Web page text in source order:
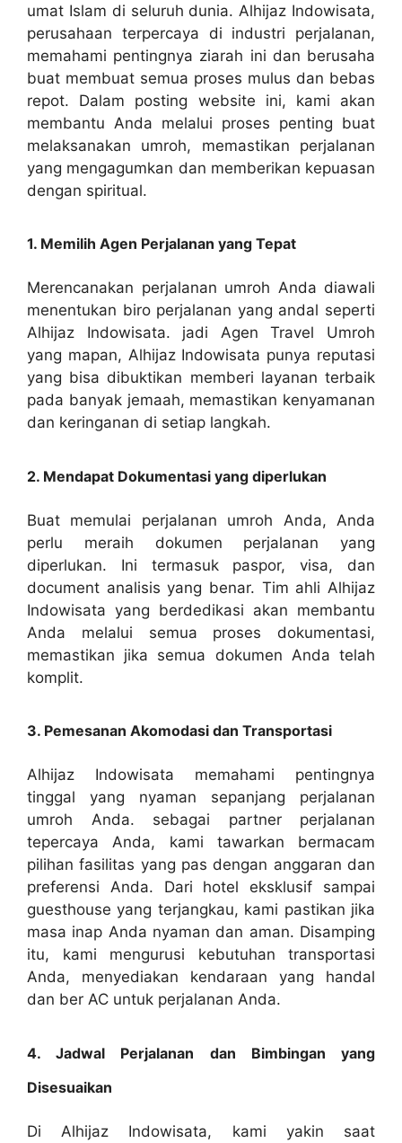
umat Islam di seluruh dunia. Alhijaz Indowisata,
perusahaan terpercaya di industri perjalanan,
memahami pentingnya ziarah ini dan berusaha
buat membuat semua proses mulus dan bebas
repot. Dalam posting website ini, kami akan
membantu Anda melalui proses penting buat
melaksanakan umroh, memastikan perjalanan
yang mengagumkan dan memberikan kepuasan
dengan spiritual.
1. Memilih Agen Perjalanan yang Tepat
Merencanakan perjalanan umroh Anda diawali
menentukan biro perjalanan yang andal seperti
Alhijaz Indowisata. jadi Agen Travel Umroh
yang mapan, Alhijaz Indowisata punya reputasi
yang bisa dibuktikan memberi layanan terbaik
pada banyak jemaah, memastikan kenyamanan
dan keringanan di setiap langkah.
2. Mendapat Dokumentasi yang diperlukan
Buat memulai perjalanan umroh Anda, Anda
perlu meraih dokumen perjalanan yang
diperlukan. Ini termasuk paspor, visa, dan
document analisis yang benar. Tim ahli Alhijaz
Indowisata yang berdedikasi akan membantu
Anda melalui semua proses dokumentasi,
memastikan jika semua dokumen Anda telah
komplit.
3. Pemesanan Akomodasi dan Transportasi
Alhijaz Indowisata memahami pentingnya
tinggal yang nyaman sepanjang perjalanan
umroh Anda. sebagai partner perjalanan
tepercaya Anda, kami tawarkan bermacam
pilihan fasilitas yang pas dengan anggaran dan
preferensi Anda. Dari hotel eksklusif sampai
guesthouse yang terjangkau, kami pastikan jika
masa inap Anda nyaman dan aman. Disamping
itu, kami mengurusi kebutuhan transportasi
Anda, menyediakan kendaraan yang handal
dan ber AC untuk perjalanan Anda.
4. Jadwal Perjalanan dan Bimbingan yang
Disesuaikan
Di Alhijaz Indowisata, kami yakin saat